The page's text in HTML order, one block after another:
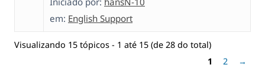
em: English Support
Visualizando 15 tópicos - 1 até 15 (de 28 do total)
1
2 →